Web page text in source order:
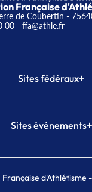
Française
de Coubertin -
00- ffa@athle.fr
Sites fédéraux+
Plateforme Formation
Sites événements+
Meeting de Paris
MAIF Ekiden de Paris
d'Athlétisme -